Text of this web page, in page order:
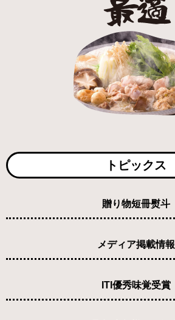
トピックス
贈り物短冊熨斗
メディア掲載情報
ITI優秀味覚受賞